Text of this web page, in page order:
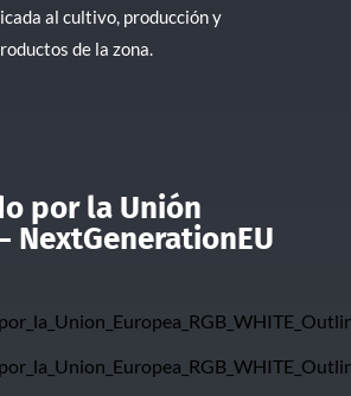
al cultivo, producción y
de la zona.
por la Unión
NextGenerationEU